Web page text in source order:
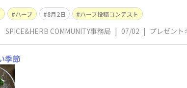
ハーブ 8月2日 ハーブ投稿コンテスト
SPICE&HERB COMMUNITY事務局 | 07/02 | プレゼント
季節